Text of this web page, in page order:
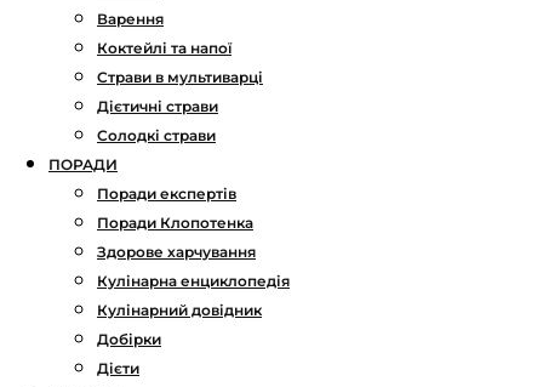
Варення
Коктейлі та напої
Страви в мультиварці
Дієтичні страви
Солодкі страви
ПОРАДИ
Поради експертів
Поради Клопотенка
Здорове харчування
Кулінарна енциклопедія
Кулінарний довідник
Добірки
Дієти